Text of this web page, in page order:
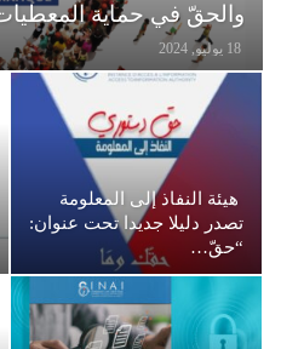
والحقّ في حماية
18 يوليو, 2024
هيئة النفاذ إلى المعلومة
تصدر دليلا جديدا تحت عنوان:
“حقّ…